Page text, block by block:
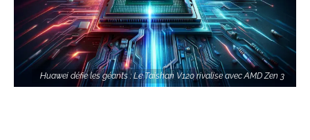
Huawei défie les géants : Le Taishan V120 rivalise avec AMD Zen 3